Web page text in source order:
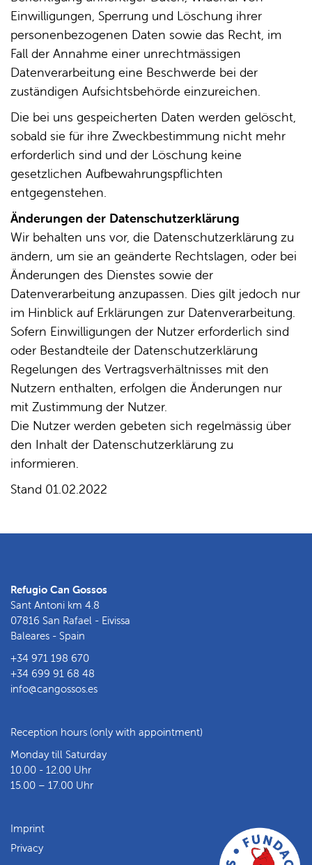
Einwilligungen, Sperrung und Löschung ihrer
personenbezogenen Daten sowie das Recht, im
Fall der Annahme einer unrechtmässigen
Datenverarbeitung eine Beschwerde bei der
zuständigen Aufsichtsbehörde einzureichen.
Die bei uns gespeicherten Daten werden gelöscht,
sobald sie für ihre Zweckbestimmung nicht mehr
erforderlich sind und der Löschung keine
gesetzlichen Aufbewahrungspflichten
entgegenstehen.
Änderungen der Datenschutzerklärung
Wir behalten uns vor, die Datenschutzerklärung zu
ändern, um sie an geänderte Rechtslagen, oder bei
Änderungen des Dienstes sowie der
Datenverarbeitung anzupassen. Dies gilt jedoch nur
im Hinblick auf Erklärungen zur Datenverarbeitung.
Sofern Einwilligungen der Nutzer erforderlich sind
oder Bestandteile der Datenschutzerklärung
Regelungen des Vertragsverhältnisses mit den
Nutzern enthalten, erfolgen die Änderungen nur
mit Zustimmung der Nutzer.
Die Nutzer werden gebeten sich regelmässig über
den Inhalt der Datenschutzerklärung zu
informieren.
Stand 01.02.2022
Refugio Can Gossos
Sant Antoni km 4.8
07816 San Rafael - Eivissa
Baleares - Spain
+34 971 198 670
+34 699 91 68 48
info@cangossos.es
Reception hours (only with appointment)
Monday till Saturday
10.00 - 12.00 Uhr
15.00 – 17.00 Uhr
Imprint
Privacy